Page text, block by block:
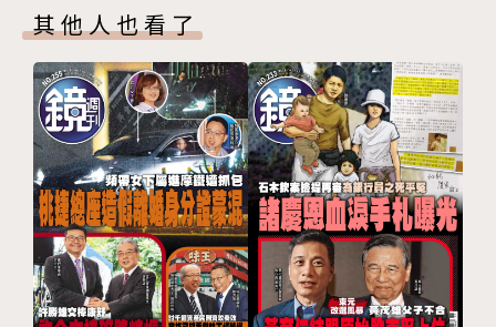
爆樂天桃猿二軍環境惡劣
新聞傳真‧張馥暄
036 擁小三生子還納小四生女
精品天王高調外遇遭判賠
新聞內幕‧劉志原
040 去年裁定竟引今年入出境紀綠
高院法官捏造事件助鍾文智潛逃
刑事特搜‧傅崇琛
043 胞弟替女友出氣引殺機
單純高職女慘遭綁架殺害
其他人也看了